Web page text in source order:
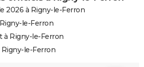
2026 à Rigny-le-Ferron
le-Ferron
à Rigny-le-Ferron
Rigny-le-Ferron